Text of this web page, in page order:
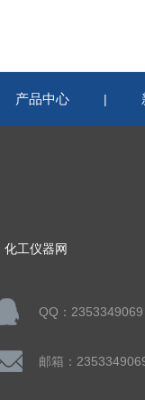
产品中心 |
化工仪器网
QQ：2353349069
邮箱：